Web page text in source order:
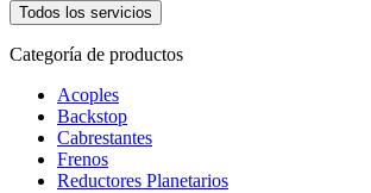
Todos los servicios
Categoría de productos
Acoples
Backstop
Cabrestantes
Frenos
Reductores Planetarios